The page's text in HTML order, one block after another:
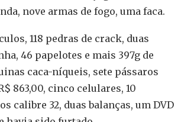
nove armas de fogo, uma faca.
118 pedras de crack, duas
46 papelotes e mais 397g de
caca-níqueis, sete pássaros
863,00, cinco celulares, 10
calibre 32, duas balanças, um DVD